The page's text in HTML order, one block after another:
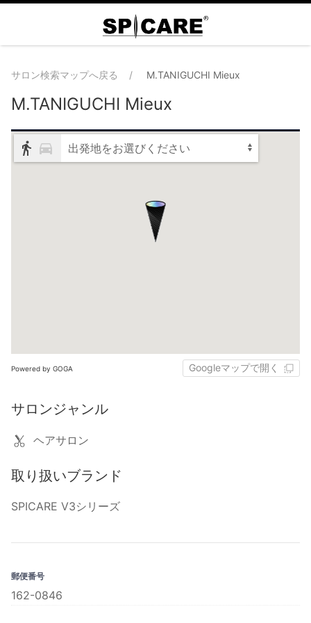
サロン検索マップへ戻る M.TANIGUCHI Mieux
M.TANIGUCHI Mieux
出発地をお選びください
Powered by GOGA Googleマップで開く
サロンジャンル
ヘアサロン
取り扱いブランド
SPICARE V3シリーズ
郵便番号
162-0846